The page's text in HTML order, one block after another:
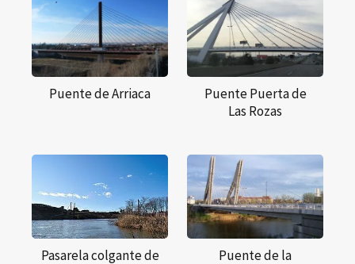
Puente de Arriaca
Puente Puerta de
Las Rozas
Pasarela colgante de
Puente de la